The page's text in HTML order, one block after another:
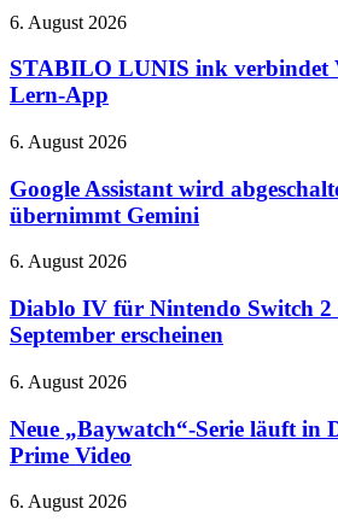
Netflix
und
Grad-
Hotend
STABILO
ink
verbindet
Vokabelheft
Lern-
6. August 2026
STABILO LUNIS ink verbindet
Lern-App
Google
wird
abgeschaltet:
Ab
übernimmt
6. August 2026
Google Assistant wird
übernimmt Gemini
Diablo
für
Nintendo
Switch
soll
im
September
6. August 2026
Diablo IV für Nintendo Switch 2
September erscheinen
Neue
Serie
läuft
in
bei
6. August 2026
Neue „Baywatch“-Serie läuft in
Prime Video
Level
6. August 2026